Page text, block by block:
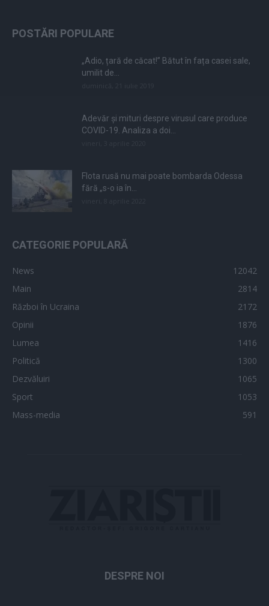
POSTĂRI POPULARE
„Adio, țară de căcat!” Bătut în fața casei sale,
umilit de...
Adevăr și mituri despre virusul care produce
COVID-19. Analiza a doi...
Flota rusă nu mai poate bombarda Odessa
fără „s-o ia în...
CATEGORIE POPULARĂ
News
12042
Main
2814
Război în Ucraina
2172
Opinii
1876
Lumea
1416
Politică
1300
Dezvăluiri
1065
Sport
1053
Mass-media
591
DESPRE NOI